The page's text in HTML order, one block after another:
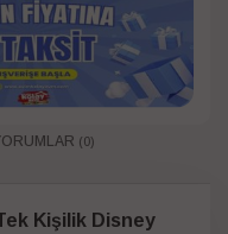
(0)
Kişilik Disney